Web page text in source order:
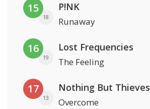
15
18
P!NK
Runaway
16
19
Lost Frequencies
The Feeling
17
13
Nothing But Thieves
Overcome